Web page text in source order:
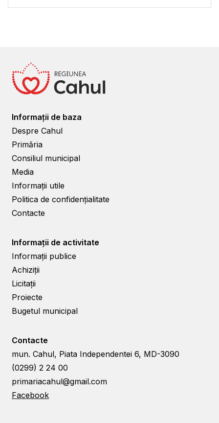
Informații de baza
Despre Cahul
Primăria
Consiliul municipal
Media
Informații utile
Politica de confidențialitate
Contacte
Informații de activitate
Informații publice
Achiziții
Licitații
Proiecte
Bugetul municipal
Contacte
mun. Cahul, Piata Independentei 6, MD-3090
(0299) 2 24 00
primariacahul@gmail.com
Facebook